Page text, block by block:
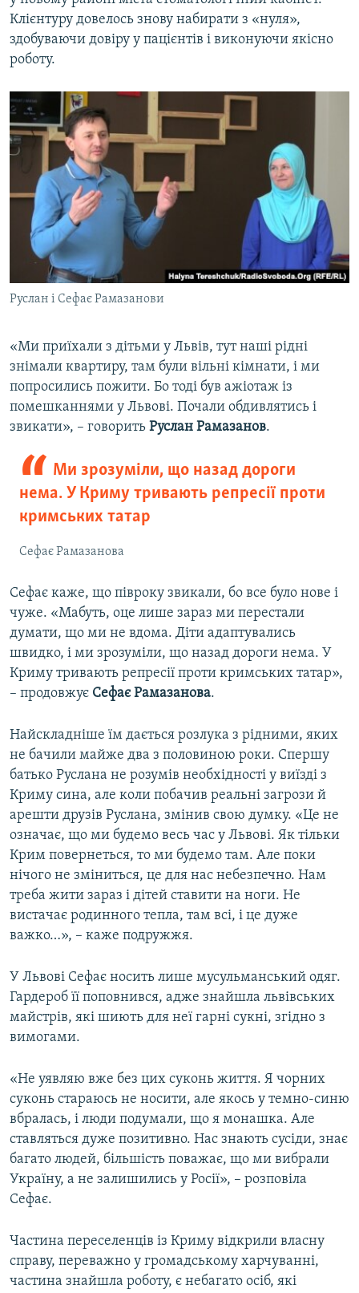
Клієнтуру довелось знову набирати з «нуля»,
здобуваючи довіру у пацієнтів і виконуючи якісно
роботу.
Руслан і Сефає Рамазанови
«Ми приїхали з дітьми у Львів, тут наші рідні
знімали квартиру, там були вільні кімнати, і ми
попросились пожити. Бо тоді був ажіотаж із
помешканнями у Львові. Почали обдивлятись і
звикати», – говорить Руслан Рамазанов.
Ми зрозуміли, що назад дороги
нема. У Криму тривають репресії проти
кримських татар
Сефає Рамазанова
Сефає каже, що півроку звикали, бо все було нове і
чуже. «Мабуть, оце лише зараз ми перестали
думати, що ми не вдома. Діти адаптувались
швидко, і ми зрозуміли, що назад дороги нема. У
Криму тривають репресії проти кримських татар»,
– продовжує Сефає Рамазанова.
Найскладніше їм дається розлука з рідними, яких
не бачили майже два з половиною роки. Спершу
батько Руслана не розумів необхідності у виїзді з
Криму сина, але коли побачив реальні загрози й
арешти друзів Руслана, змінив свою думку. «Це не
означає, що ми будемо весь час у Львові. Як тільки
Крим повернеться, то ми будемо там. Але поки
нічого не зміниться, це для нас небезпечно. Нам
треба жити зараз і дітей ставити на ноги. Не
вистачає родинного тепла, там всі, і це дуже
важко…», – каже подружжя.
У Львові Сефає носить лише мусульманський одяг.
Гардероб її поповнився, адже знайшла львівських
майстрів, які шиють для неї гарні сукні, згідно з
вимогами.
«Не уявляю вже без цих суконь життя. Я чорних
суконь стараюсь не носити, але якось у темно-синю
вбралась, і люди подумали, що я монашка. Але
ставляться дуже позитивно. Нас знають сусіди, знає
багато людей, більшість поважає, що ми вибрали
Україну, а не залишились у Росії», – розповіла
Сефає.
Частина переселенців із Криму відкрили власну
справу, переважно у громадському харчуванні,
частина знайшла роботу, є небагато осіб, які